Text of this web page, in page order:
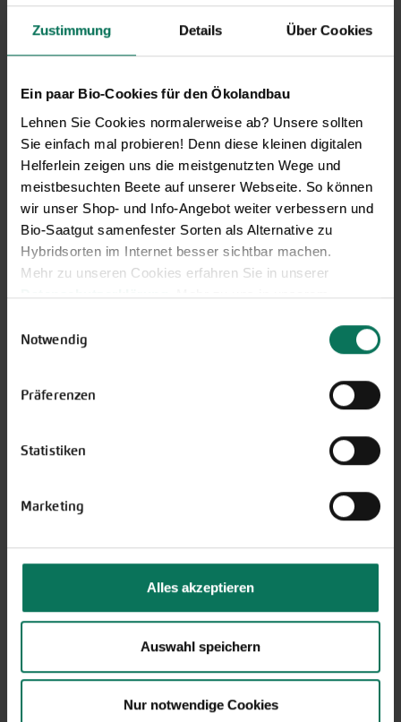
Zustimmung Details Über Cookies
Ein paar Bio-Cookies für den Ökolandbau
Lehnen Sie Cookies normalerweise ab? Unsere sollten
Sie einfach mal probieren! Denn diese kleinen digitalen
Helferlein zeigen uns die meistgenutzten Wege und
meistbesuchten Beete auf unserer Webseite. So können
wir unser Shop- und Info-Angebot weiter verbessern und
Bio-Saatgut samenfester Sorten als Alternative zu
Hybridsorten im Internet besser sichtbar machen.
Mehr zu unseren Cookies erfahren Sie in unserer
Datenschutzerklärung. Mehr zu uns in unserem
Sie können Ihre Einwilligung unter dem Link Cookie-
Notwendig
Präferenzen
Statistiken
Marketing
Alles akzeptieren
Auswahl speichern
Nur notwendige Cookies
Unsere Liste mit Gemüse-Sorten, die aktuell gesät
Verpassen Sie keine Aussaat mehr!